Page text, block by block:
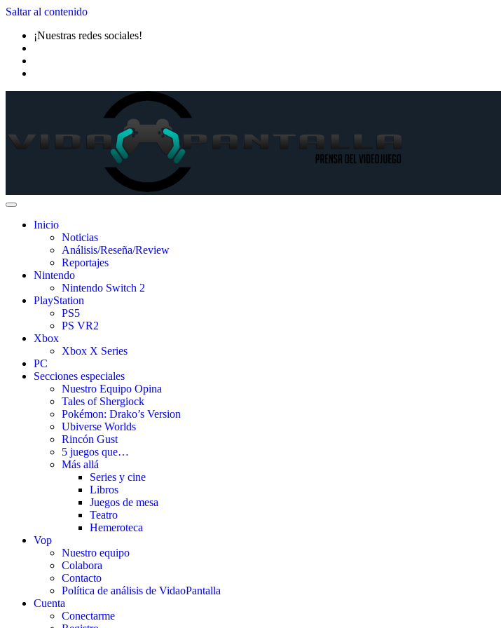
Saltar al contenido
¡Nuestras redes sociales!
Inicio
Noticias
Análisis/Reseña/Review
Reportajes
Nintendo
Nintendo Switch 2
PlayStation
PS5
PS VR2
Xbox
Xbox X Series
PC
Secciones especiales
Nuestro Equipo Opina
Tales of Shergiock
Pokémon: Drako’s Version
Ubiverse Worlds
Rincón Gust
5 juegos que…
Más allá
Series y cine
Libros
Juegos de mesa
Teatro
Hemeroteca
Vop
Nuestro equipo
Colabora
Contacto
Política de análisis de VidaoPantalla
Cuenta
Conectarme